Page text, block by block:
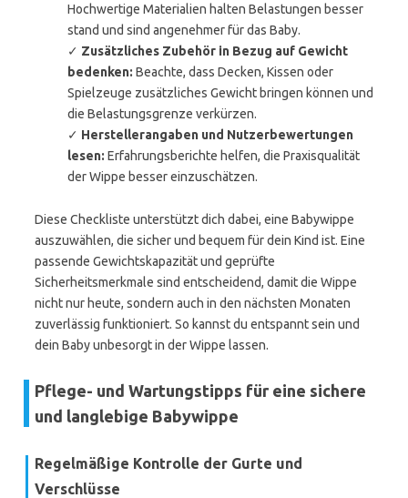
Hochwertige Materialien halten Belastungen besser
stand und sind angenehmer für das Baby.
✓ Zusätzliches Zubehör in Bezug auf Gewicht
bedenken: Beachte, dass Decken, Kissen oder
Spielzeuge zusätzliches Gewicht bringen können und
die Belastungsgrenze verkürzen.
✓ Herstellerangaben und Nutzerbewertungen
lesen: Erfahrungsberichte helfen, die Praxisqualität
der Wippe besser einzuschätzen.
Diese Checkliste unterstützt dich dabei, eine Babywippe
auszuwählen, die sicher und bequem für dein Kind ist. Eine
passende Gewichtskapazität und geprüfte
Sicherheitsmerkmale sind entscheidend, damit die Wippe
nicht nur heute, sondern auch in den nächsten Monaten
zuverlässig funktioniert. So kannst du entspannt sein und
dein Baby unbesorgt in der Wippe lassen.
Pflege- und Wartungstipps für eine sichere
und langlebige Babywippe
Regelmäßige Kontrolle der Gurte und
Verschlüsse